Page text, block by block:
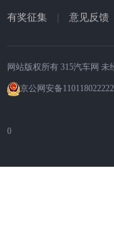
有奖征集 意见反馈
网站版权所有 315汽车网 未
京公网安备
0